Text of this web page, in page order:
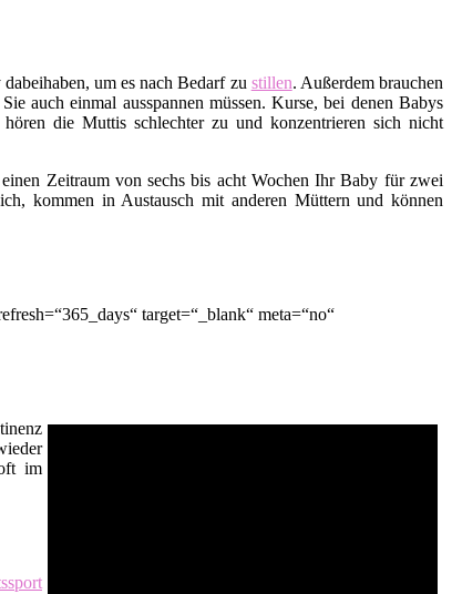
um es nach Bedarf zu stillen. Außerdem brauchen
auch einmal ausspannen müssen. Kurse, bei denen Babys
die Muttis schlechter zu und konzentrieren sich nicht
Zeitraum von sechs bis acht Wochen Ihr Baby für zwei
kommen in Austausch mit anderen Müttern und können
target=“_blank“ meta=“no“
im